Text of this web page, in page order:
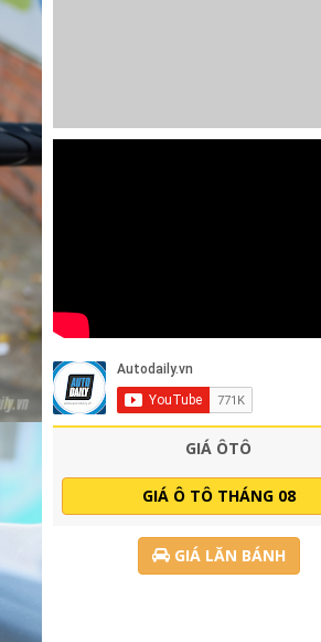
GIÁ ÔTÔ
GIÁ Ô TÔ THÁNG 08
GIÁ LĂN BÁNH